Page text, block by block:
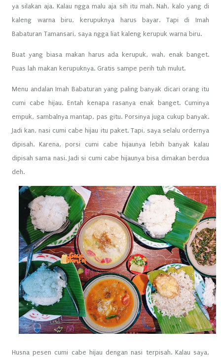
ya silakan aja. Kalau ngga malu aja sih itu mah. Nah, kalo yang di
kaleng warna biru, kerupuknya harus bayar. Tapi di Imah
Babaturan Tamansari, saya ngga liat kaleng kerupuk warna biru.
Buat yang biasa makan harus ada kerupuk, wah, enak banget.
Puas lah makan kerupuknya. Gratis sampe perih tuh mulut.
Menu andalan Imah Babaturan yang paling banyak dicari orang itu
cumi cabe hijau. Entah kenapa rasanya enak banget. Cuminya
empuk, sambalnya mantap, pas gitu. Porsinya juga cukup banyak.
Jadi kan, nasi cumi cabe hijau itu paket. Tapi, saya selalu ordernya
dipisah. Karena, porsi cumi cabe hijaunya lebih banyak kalau
dipisah sama nasi. Jadi si cumi cabe hijaunya bisa dimakan berdua
deh.
Husna pesen cumi cabe hijau dengan nasi terpisah. Kalau saya,